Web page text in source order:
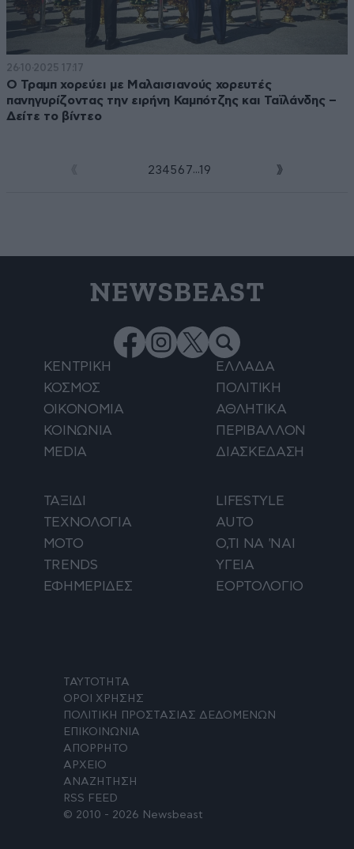
26·10·2025 17:17
Ο Τραμπ χορεύει με Μαλαισιανούς χορευτές
πανηγυρίζοντας την ειρήνη Καμπότζης και Ταϊλάνδης –
Δείτε το βίντεο
234 5 6 7...19
NEWSBEAST
ΚΕΝΤΡΙΚΗ
ΕΛΛΑΔΑ
ΚΟΣΜΟΣ
ΠΟΛΙΤΙΚΗ
ΟΙΚΟΝΟΜΙΑ
ΑΘΛΗΤΙΚΑ
ΚΟΙΝΩΝΙΑ
ΠΕΡΙΒΑΛΛΟΝ
MEDIA
ΔΙΑΣΚΕΔΑΣΗ
ΤΑΞΙΔΙ
LIFESTYLE
ΤΕΧΝΟΛΟΓΙΑ
AUTO
ΜΟΤΟ
Ο,ΤΙ ΝΑ 'ΝΑΙ
TRENDS
ΥΓΕΙΑ
ΕΦΗΜΕΡΙΔΕΣ
ΕΟΡΤΟΛΟΓΙΟ
ΤΑΥΤΟΤΗΤΑ
ΟΡΟΙ ΧΡΗΣΗΣ
ΠΟΛΙΤΙΚΗ ΠΡΟΣΤΑΣΙΑΣ ΔΕΔΟΜΕΝΩΝ
ΕΠΙΚΟΙΝΩΝΙΑ
ΑΠΟΡΡΗΤΟ
ΑΡΧΕΙΟ
ΑΝΑΖΗΤΗΣΗ
RSS FEED
© 2010 - 2026 Newsbeast